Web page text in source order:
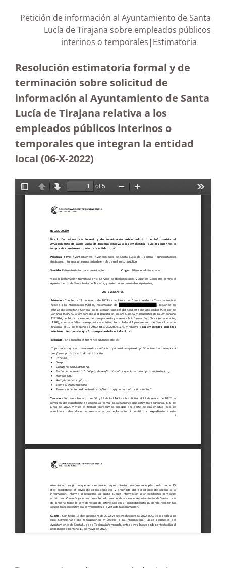
Petición de información al Ayuntamiento de Santa
Lucía de Tirajana sobre empleados públicos
interinos o temporales|Estimatoria
Resolución estimatoria formal y de
terminación sobre solicitud de
información al Ayuntamiento de Santa
Lucía de Tirajana relativa a los
empleados públicos interinos o
temporales que integran la entidad
local (06-X-2022)